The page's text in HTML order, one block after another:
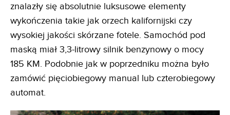
znalazły się absolutnie luksusowe elementy
wykończenia takie jak orzech kalifornijski czy
wysokiej jakości skórzane fotele. Samochód pod
maską miał 3,3-litrowy silnik benzynowy o mocy
185 KM. Podobnie jak w poprzedniku można było
zamówić pięciobiegowy manual lub czterobiegowy
automat.